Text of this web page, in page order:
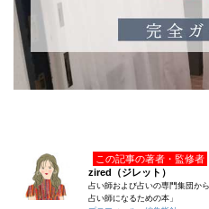
この記事の著者・監修者
zired（ジレット）
占い師および占いの専門集団か
占い師になるための本」